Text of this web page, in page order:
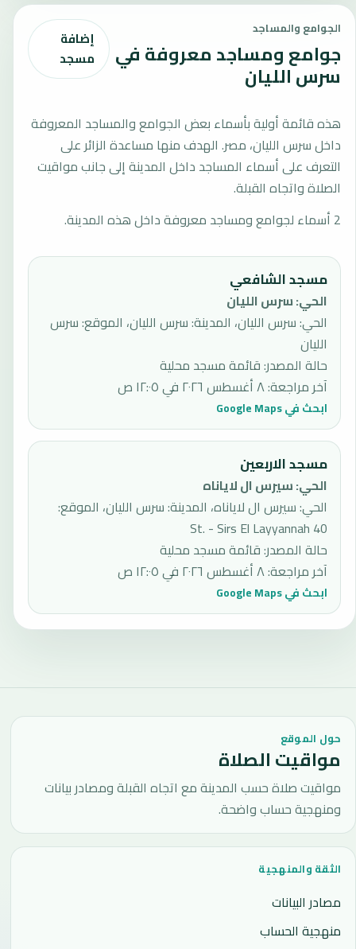
الجوامع والمساجد
جوامع ومساجد معروفة في
سرس الليان
إضافة
مسجد
هذه قائمة أولية بأسماء بعض الجوامع والمساجد المعروفة
داخل سرس الليان، مصر. الهدف منها مساعدة الزائر على
التعرف على أسماء المساجد داخل المدينة إلى جانب مواقيت
الصلاة واتجاه القبلة.
2 أسماء لجوامع ومساجد معروفة داخل هذه المدينة.
مسجد الشافعي
الحي:سرس الليان
الحي: سرس الليان، المدينة: سرس الليان، الموقع: سرس
الليان
حالة المصدر:قائمة مسجد محلية
آخر مراجعة:٨ أغسطس ٢٠٢٦ في ١٢:٠٥ ص
ابحث في Google Maps
مسجد الاربعين
الحي:سيرس ال لاياناه
الحي: سيرس ال لاياناه، المدينة: سرس الليان، الموقع:
40 St. - Sirs El Layyannah
حالة المصدر:قائمة مسجد محلية
آخر مراجعة:٨ أغسطس ٢٠٢٦ في ١٢:٠٥ ص
ابحث في Google Maps
حول الموقع
مواقيت الصلاة
مواقيت صلاة حسب المدينة مع اتجاه القبلة ومصادر بيانات
ومنهجية حساب واضحة.
الثقة والمنهجية
مصادر البيانات
منهجية الحساب